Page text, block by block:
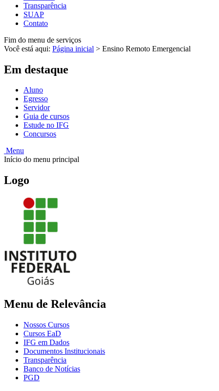
Transparência
SUAP
Contato
Fim do menu de serviços
Você está aqui: Página inicial > Ensino Remoto Emergencial
Em destaque
Aluno
Egresso
Servidor
Guia de cursos
Estude no IFG
Concursos
Menu
Início do menu principal
Logo
Menu de Relevância
Nossos Cursos
Cursos EaD
IFG em Dados
Documentos Institucionais
Transparência
Banco de Notícias
PGD